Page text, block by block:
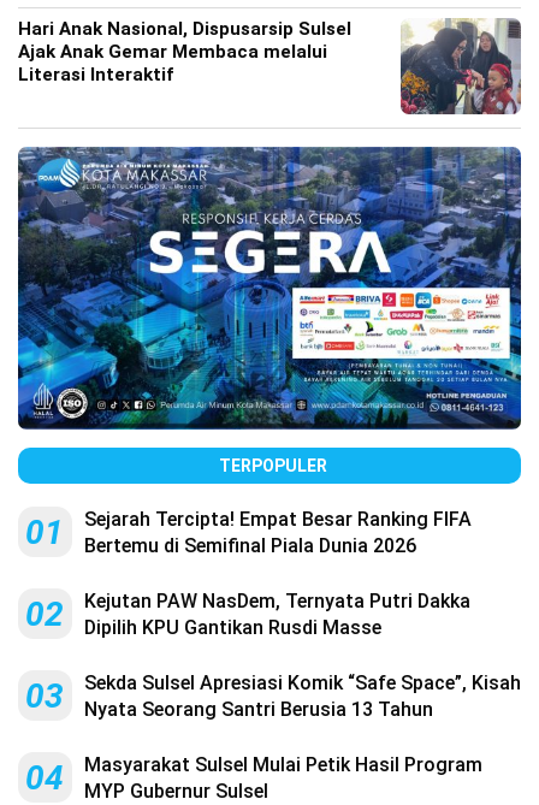
Hari Anak Nasional, Dispusarsip Sulsel
Ajak Anak Gemar Membaca melalui
Literasi Interaktif
TERPOPULER
01
Sejarah Tercipta! Empat Besar Ranking FIFA
Bertemu di Semifinal Piala Dunia 2026
02
Kejutan PAW NasDem, Ternyata Putri Dakka
Dipilih KPU Gantikan Rusdi Masse
03
Sekda Sulsel Apresiasi Komik “Safe Space”, Kisah
Nyata Seorang Santri Berusia 13 Tahun
04
Masyarakat Sulsel Mulai Petik Hasil Program
MYP Gubernur Sulsel